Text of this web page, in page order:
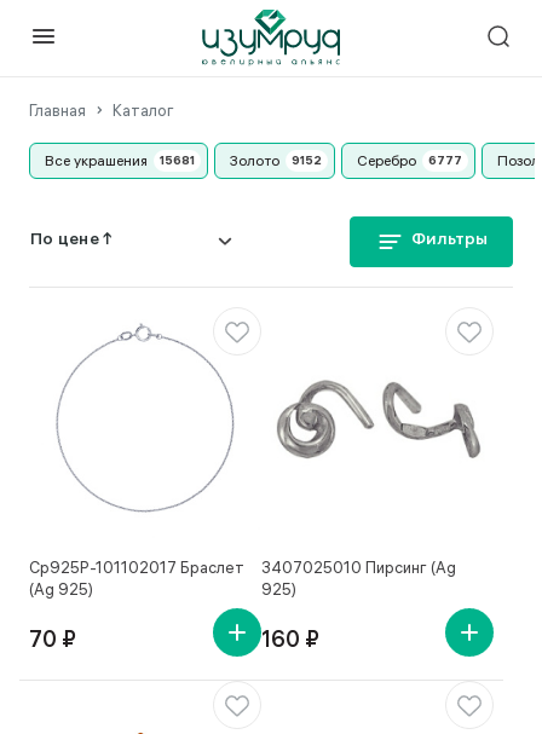
Главная Каталог
Все украшения Золото Серебро
Фильтры
Ср925Р-101102017 Браслет
(Ag 925)
70 ₽
3407025010 Пирсинг (Ag
925)
160 ₽